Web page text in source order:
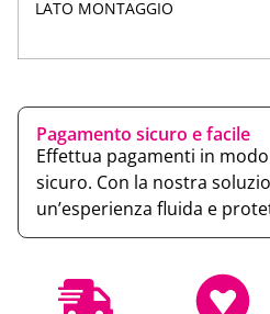
LATO MONTAGGIO
Pagamento sicuro e facile
Effettua pagamenti in
sicuro. Con la nostra
un’esperienza fluida e